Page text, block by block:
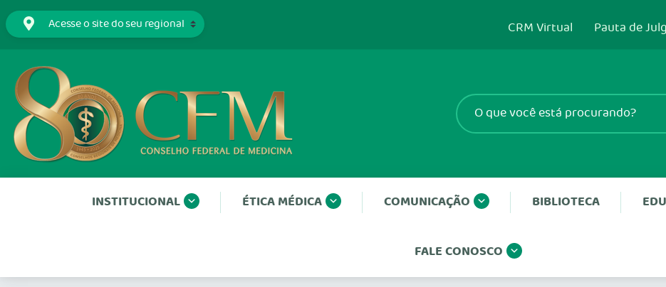
CRM Virtual Pauta de
INSTITUCIONAL ÉTICA MÉDICA COMUNICAÇÃO BIBLIOTECA
FALE CONOSCO